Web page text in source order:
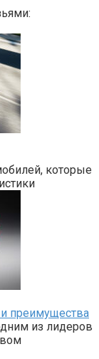
которые
и преимущества
из лидеров